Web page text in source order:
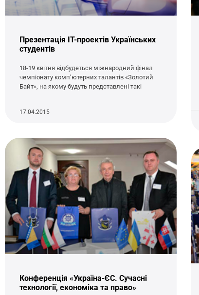
Презентація IT-проектів Українських
студентів
18-19 квітня відбудеться міжнародний фінал
чемпіонату комп’ютерних талантів «Золотий
Байт», на якому будуть представлені такі
17.04.2015
Конференція «Україна-ЄС. Сучасні
технології, економіка та право»